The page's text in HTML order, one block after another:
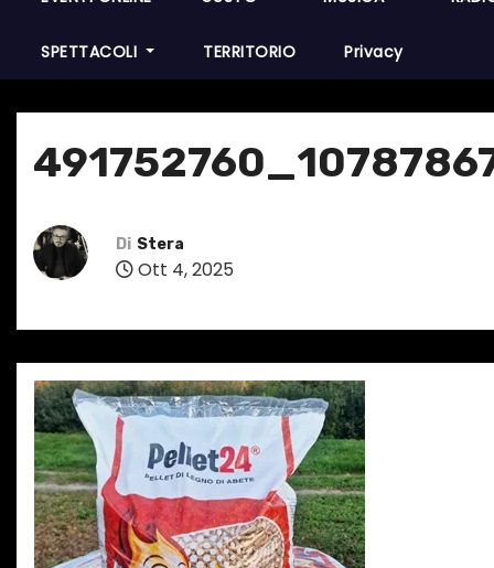
SPETTACOLI TERRITORIO Privacy
Di Stera
Ott 4, 2025